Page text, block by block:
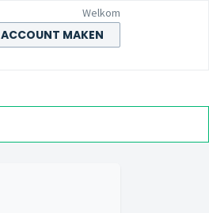
Welkom
ACCOUNT MAKEN